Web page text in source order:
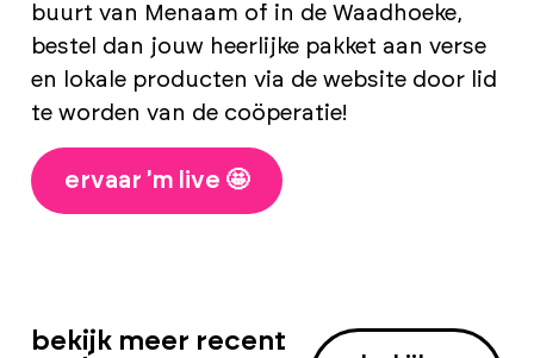
buurt van Menaam of in de Waadhoeke,
bestel dan jouw heerlijke pakket aan verse
en lokale producten via de website door lid
te worden van de coöperatie!
ervaar 'm live 🤩
bekijk meer recent